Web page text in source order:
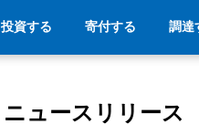
投資する 寄付する 調達
ニュースリリース